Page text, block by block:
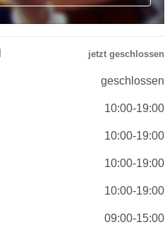
geschlossen
10:00-19:00
10:00-19:00
10:00-19:00
10:00-19:00
09:00-15:00